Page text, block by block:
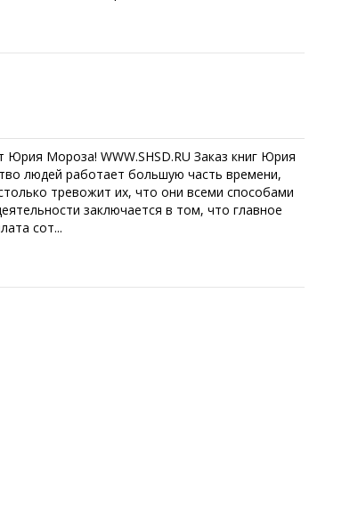
Мороза! WWW.SHSD.RU Заказ книг Юрия
людей работает большую часть времени,
тревожит их, что они всеми способами
заключается в том, что главное
сот...